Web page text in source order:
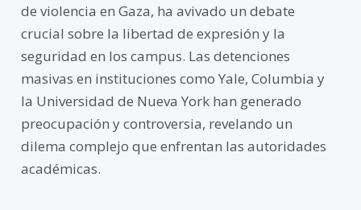
de violencia en Gaza, ha avivado un debate
crucial sobre la libertad de expresión y la
seguridad en los campus. Las detenciones
masivas en instituciones como Yale, Columbia y
la Universidad de Nueva York han generado
preocupación y controversia, revelando un
dilema complejo que enfrentan las autoridades
académicas.